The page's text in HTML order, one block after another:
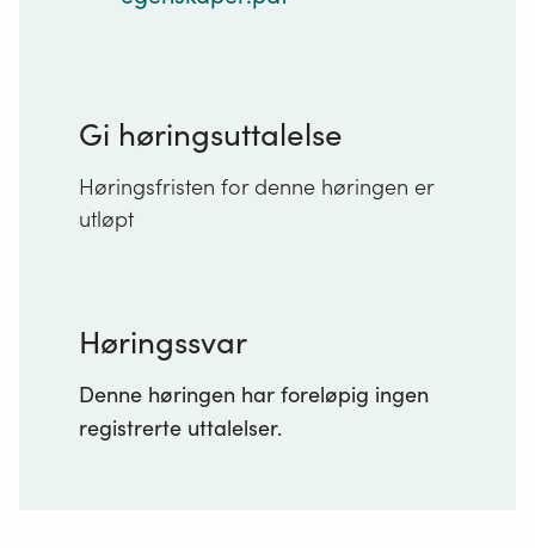
Gi høringsuttalelse
Høringsfristen for denne høringen er
utløpt
Høringssvar
Denne høringen har foreløpig ingen
registrerte uttalelser.